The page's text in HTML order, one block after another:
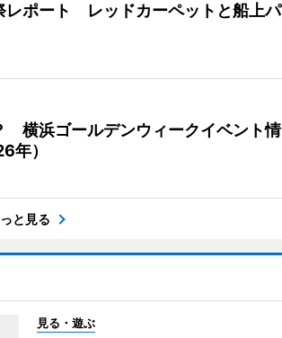
レポート レッドカーペットと船上パ
横浜ゴールデンウィークイベント情
年）
と見る
見る・遊ぶ